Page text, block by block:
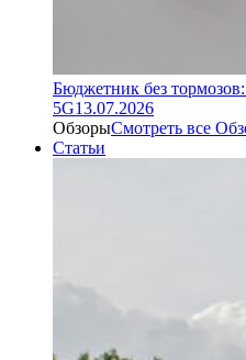
Бюджетник без
5G13.07.2026
ОбзорыСмотреть все
Статьи